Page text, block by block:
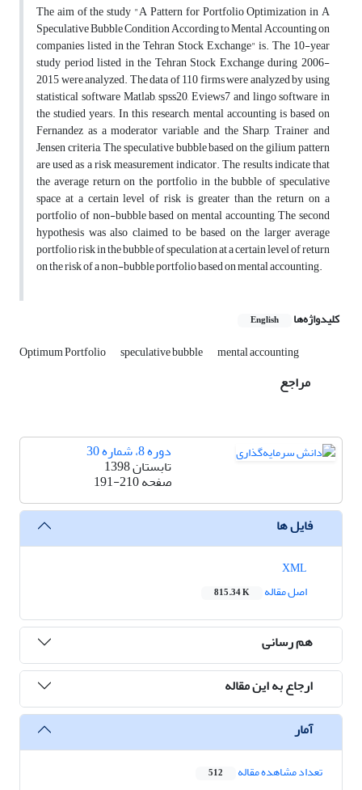
The aim of the study "A Pattern for Portfolio Optimization in A
Speculative Bubble Condition According to Mental Accounting on
companies listed in the Tehran Stock Exchange" is. The 10-year
study period listed in the Tehran Stock Exchange during 2006-
2015 were analyzed. The data of 110 firms were analyzed by using
statistical software Matlab, spss20, Eviews7 and lingo software in
the studied years. In this research, mental accounting is based on
Fernandez as a moderator variable and the Sharp, Trainer and
Jensen criteria, The speculative bubble based on the gilium pattern
are used as a risk measurement indicator. The results indicate that
the average return on the portfolio in the bubble of speculative
space at a certain level of risk is greater than the return on a
portfolio of non-bubble based on mental accounting, The second
hypothesis was also claimed to be based on the larger average
portfolio risk in the bubble of speculation at a certain level of return
on the risk of a non-bubble portfolio based on mental accounting.
کلیدواژه‌ها English
Optimum Portfolio speculative bubble mental accounting
مراجع
دوره 8، شماره 30
تابستان 1398
صفحه191-210
فایل ها
اصل مقاله
815.34 K
هم رسانی
ارجاع به این مقاله
آمار
تعداد مشاهده مقاله 512